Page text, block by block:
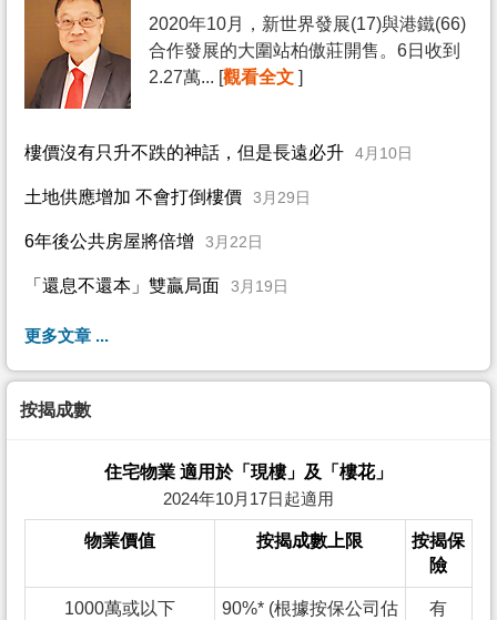
2020年10月，新世界發展(17)與港鐵(66)
合作發展的大圍站柏傲莊開售。6日收到
2.27萬... [觀看全文 ]
樓價沒有只升不跌的神話，但是長遠必升 4月10日
土地供應增加 不會打倒樓價 3月29日
6年後公共房屋將倍增 3月22日
「還息不還本」雙贏局面 3月19日
更多文章 ...
按揭成數
住宅物業 適用於「現樓」及「樓花」
2024年10月17日起適用
物業價值 按揭成數上限
按揭保
險
1000萬或以下
90%* (根據按保公司估
有